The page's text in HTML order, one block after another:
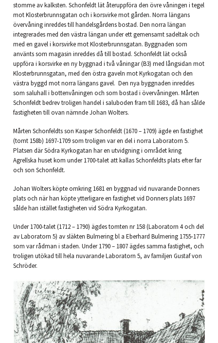
stomme av kalksten. Schonfeldt lät återuppföra den övre våningen i tegel
mot Klosterbrunnsgatan och i korsvirke mot gården. Norra längans
övervåning inreddes till handelsgårdens bostad. Den norra längan
integrerades med den västra längan under ett gemensamt sadeltak och
med en gavel i korsvirke mot Klosterbrunnsgatan. Byggnaden som
använts som magasin inreddes då till bostad. Schonfeldt lät också
uppföra i korsvirke en ny byggnad i två våningar (B3) med långsidan mot
Klosterbrunnsgatan, med den östra gaveln mot Kyrkogatan och den
västra byggd mot norra längans gavel. Den nya byggnaden inreddes
som saluhall i bottenvåningen och som bostad i övervåningen. Mårten
Schonfeldt bedrev troligen handel i saluboden fram till 1683, då han sålde
fastigheten till ovan nämnde Johan Wolters.
Mårten Schonfeldts son Kasper Schonfeldt (1670 – 1709) ägde en fastighet
(tomt 158b) 1697-1709 som troligen var en del i norra Laboratorn 5.
Platsen där Södra Kyrkogatan har en utvidgning i området kring
Agrellska huset kom under 1700-talet att kallas Schonfeldts plats efter far
och son Schonfeldt.
Johan Wolters köpte omkring 1681 en byggnad vid nuvarande Donners
plats och när han köpte ytterligare en fastighet vid Donners plats 1697
sålde han istället fastigheten vid Södra Kyrkogatan.
Under 1700-talet (1712 – 1790) ägdes tomten nr 158 (Laboratorn 4 och del
av Laboratorn 5) av släkten Bulmering bl a Eberhard Bulmering 1755-1777
som var rådman i staden. Under 1790 – 1807 ägdes samma fastighet, och
troligen utökad till hela nuvarande Laboratorn 5, av familjen Gustaf von
Schröder.